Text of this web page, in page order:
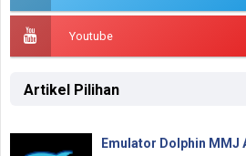
Youtube
Artikel Pilihan
Emulator Dolphin MMJ